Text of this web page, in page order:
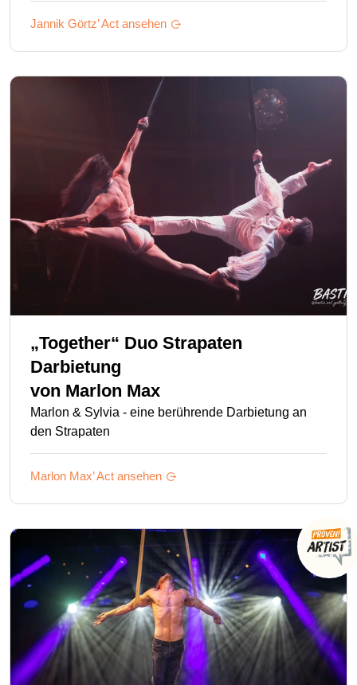
Jannik Görtz’Act ansehen
„Together“ Duo Strapaten
Darbietung
von Marlon Max
Marlon & Sylvia - eine berührende Darbietung an
den Strapaten
Marlon Max’Act ansehen